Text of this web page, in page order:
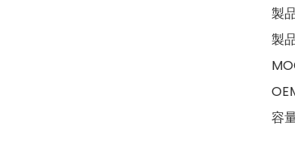
製
製
容